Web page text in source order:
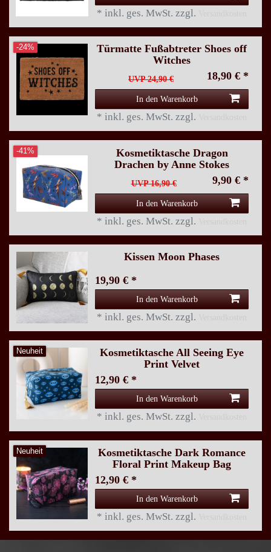
* inkl. ges. MwSt. zzgl.
-24%
Türmatte Fußabtreter Shoes off
Witches
UVP 24,90 € 18,90 € *
In den Warenkorb
* inkl. ges. MwSt. zzgl.
-41%
Kosmetiktasche Dragon
Drachen by Anne Stokes
UVP 16,90 € 9,90 € *
In den Warenkorb
* inkl. ges. MwSt. zzgl.
Kissen Moon Phases
19,90 € *
In den Warenkorb
* inkl. ges. MwSt. zzgl.
Neuheit
Kosmetiktasche All Seeing Eye
Print Velvet
12,90 € *
In den Warenkorb
* inkl. ges. MwSt. zzgl.
Neuheit
Kosmetiktasche Dark Romance
Floral Print Makeup Bag
12,90 € *
In den Warenkorb
* inkl. ges. MwSt. zzgl.